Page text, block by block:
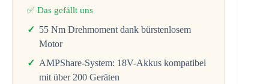
✅ Das gefällt uns
55 Nm Drehmoment dank bürstenlosem
Motor
AMPShare-System: 18V-Akkus kompatibel
mit über 200 Geräten